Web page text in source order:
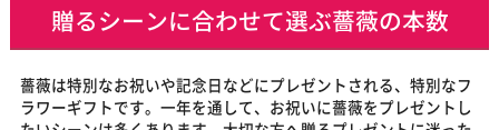
贈るシーンに合わせて選ぶ薔薇の本数
薔薇は特別なお祝いや記念日などにプレゼントされる、特別なフ
ラワーギフトです。一年を通して、お祝いに薔薇をプレゼントし